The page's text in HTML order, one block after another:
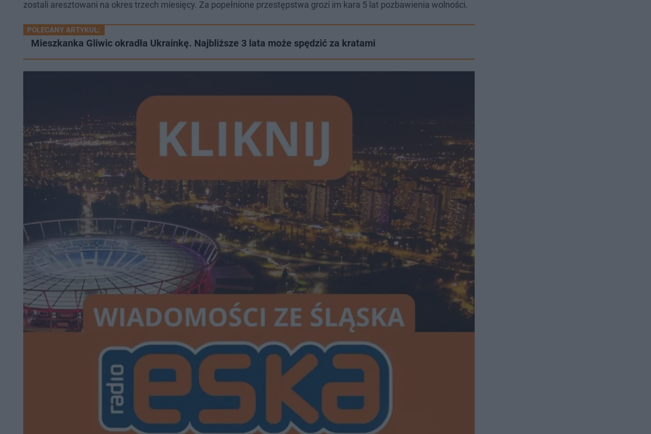
zostali aresztowani na okres trzech miesięcy. Za popełnione przestępstwa grozi im kara 5 lat pozbawienia wolności.
POLECANY ARTYKUŁ:
Mieszkanka Gliwic okradła Ukrainkę. Najbliższe 3 lata może spędzić za kratami